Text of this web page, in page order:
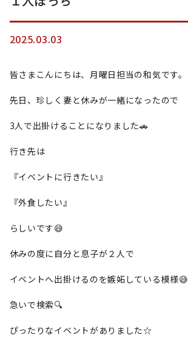
2025.03.03
皆さまこんにちは、月曜日担当の和気です。
先日、珍しく妻と休みが一緒になったので
3人で出掛けることになりました🚗
行き先は
『イベントに行きたい』
『外食したい』
らしいです😅
休みの度に自分と息子が２人で
イベントへ出掛けるのを嫉妬している模様😅
急いで検索🔍️
ぴったりなイベントがありました☆